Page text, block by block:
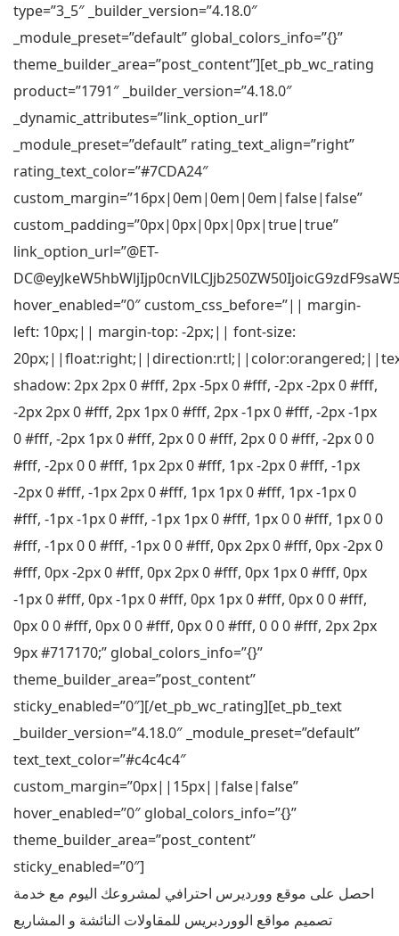
type=”3_5″ _builder_version=”4.18.0″
_module_preset=”default” global_colors_info=”{}”
theme_builder_area=”post_content”][et_pb_wc_rating
product=”1791″ _builder_version=”4.18.0″
_dynamic_attributes=”link_option_url”
_module_preset=”default” rating_text_align=”right”
rating_text_color=”#7CDA24″
custom_margin=”16px|0em|0em|0em|false|false”
custom_padding=”0px|0px|0px|0px|true|true”
link_option_url=”@ET-
hover_enabled=”0″ custom_css_before=”|| margin-
left: 10px;|| margin-top: -2px;|| font-size:
shadow: 2px 2px 0 #fff, 2px -5px 0 #fff, -2px -2px 0 #fff,
-2px 2px 0 #fff, 2px 1px 0 #fff, 2px -1px 0 #fff, -2px -1px
0 #fff, -2px 1px 0 #fff, 2px 0 0 #fff, 2px 0 0 #fff, -2px 0 0
#fff, -2px 0 0 #fff, 1px 2px 0 #fff, 1px -2px 0 #fff, -1px
-2px 0 #fff, -1px 2px 0 #fff, 1px 1px 0 #fff, 1px -1px 0
#fff, -1px -1px 0 #fff, -1px 1px 0 #fff, 1px 0 0 #fff, 1px 0 0
#fff, -1px 0 0 #fff, -1px 0 0 #fff, 0px 2px 0 #fff, 0px -2px 0
#fff, 0px -2px 0 #fff, 0px 2px 0 #fff, 0px 1px 0 #fff, 0px
-1px 0 #fff, 0px -1px 0 #fff, 0px 1px 0 #fff, 0px 0 0 #fff,
0px 0 0 #fff, 0px 0 0 #fff, 0px 0 0 #fff, 0 0 0 #fff, 2px 2px
9px #717170;” global_colors_info=”{}”
theme_builder_area=”post_content”
sticky_enabled=”0″][/et_pb_wc_rating][et_pb_text
_builder_version=”4.18.0″ _module_preset=”default”
text_text_color=”#c4c4c4″
custom_margin=”0px||15px||false|false”
hover_enabled=”0″ global_colors_info=”{}”
theme_builder_area=”post_content”
sticky_enabled=”0″]
احصل على موقع وورديرس احترافي لمشروعك اليوم مع خدمة
تصميم مواقع الووردبريس للمقاولات النائشة و المشاريع